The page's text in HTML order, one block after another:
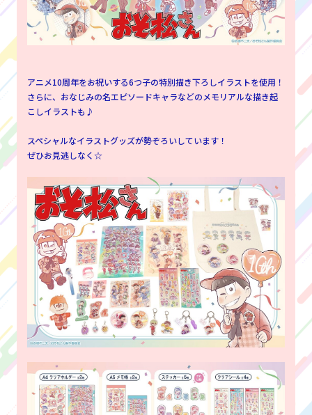
アニメ10周年をお祝いする6つ子の特別描き下ろしイラストを使用！
さらに、おなじみの名エピソードキャラなどのメモリアルな描き起
こしイラストも♪
スペシャルなイラストグッズが勢ぞろいしています！
ぜひお見逃しなく☆